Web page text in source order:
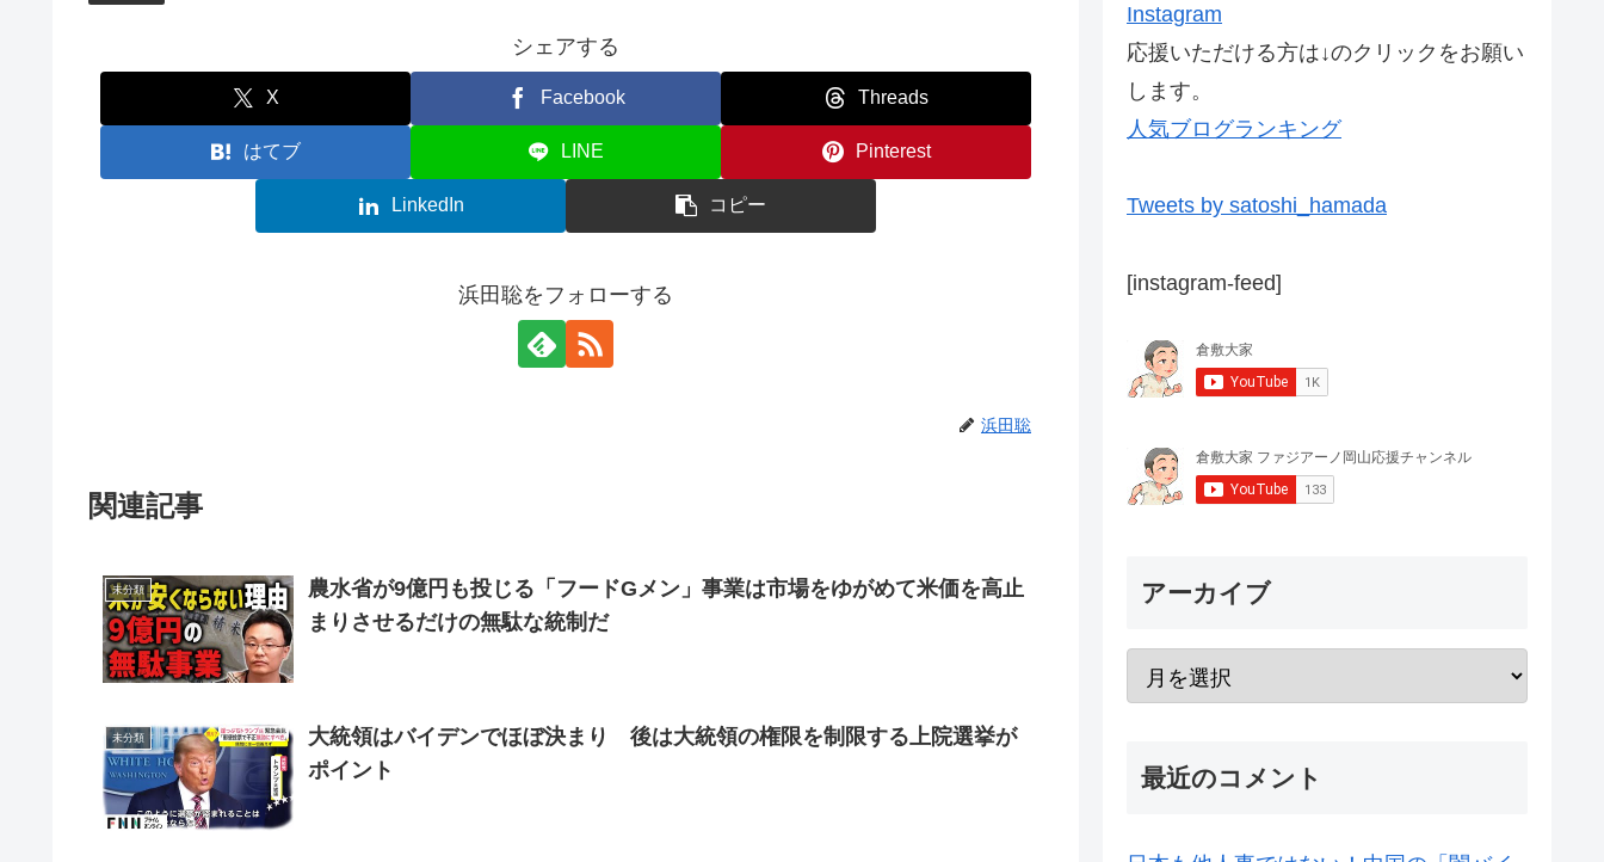
シェアする
X Facebook Threads
はてブ LINE Pinterest
LinkedIn コピー
浜田聡をフォローする
浜田聡
関連記事
未分類
農水省が9億円も投じる「フードGメン」事業は市場をゆがめて米価を高止
まりさせるだけの無駄な統制だ
未分類
大統領はバイデンでほぼ決まり 後は大統領の権限を制限する上院選挙が
ポイント
Instagram
応援いただける方は↓のクリックをお願い
します。
人気ブログランキング
Tweets by satoshi_hamada
[instagram-feed]
アーカイブ
最近のコメント